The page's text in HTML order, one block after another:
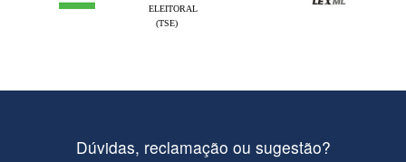
ELEITORAL
(TSE)
Dúvidas, reclamação ou sugestão?